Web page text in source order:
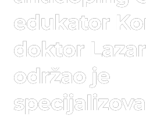
edukator
doktor
održao je